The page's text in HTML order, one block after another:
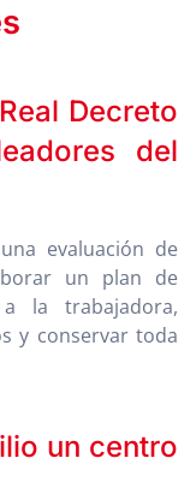
Decreto
del
evaluación de
un plan de
la trabajadora,
y conservar toda
un centro